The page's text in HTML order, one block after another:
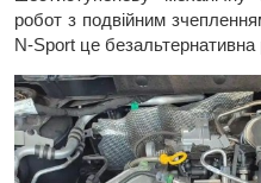
робот з подвійним
N-Sport це